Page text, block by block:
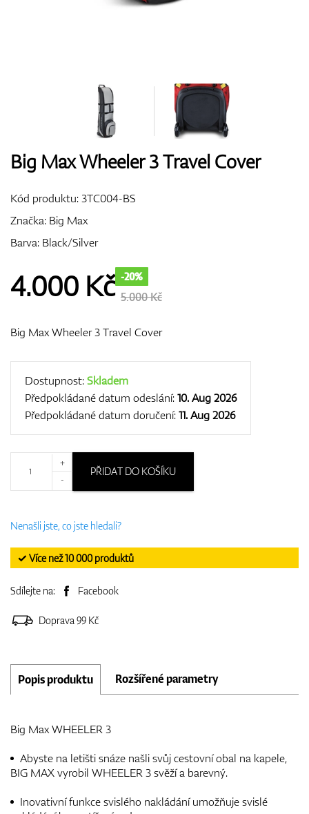
Dárkové poukazy
Big Max Wheeler 3 Travel Cover
Kód produktu:3TC004-BS
Značka: Big Max
Barva: Black/Silver
4.000 Kč -20%
5.000 Kč
Big Max Wheeler 3 Travel Cover
Dostupnost:Skladem
Předpokládané datum odeslání:10. Aug 2026
Předpokládané datum doručení:11. Aug 2026
+
-
PŘIDAT DO KOŠÍKU
Nenašli jste, co jste hledali?
✓ Více než 10 000 produktů
Sdílejte na: Facebook
Doprava 99 Kč
Popis produktu Rozšířené parametry
Big Max WHEELER 3
Abyste na letišti snáze našli svůj cestovní obal na kapele,
BIG MAX vyrobil WHEELER 3 svěží a barevný.
Inovativní funkce svislého nakládání umožňuje svislé